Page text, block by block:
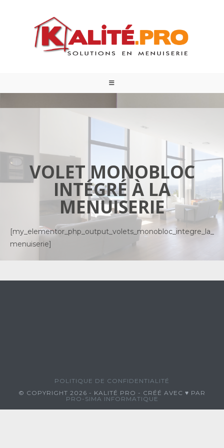
VOLET MONOBLOC
INTÉGRÉ À LA
MENUISERIE
[my_elementor_php_output_volets_monobloc_integre_la_
menuiserie]
POLITIQUE DE CONFIDENTIALITÉ
© COPYRIGHT 2026 - KALITÉ PRO - CRÉÉ AVEC ♥ PAR
PRO-SIMA INFORMATIQUE